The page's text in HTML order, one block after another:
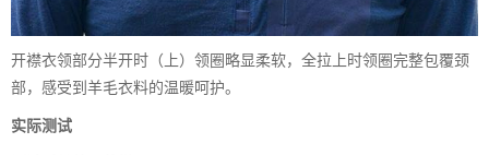
开襟衣领部分半开时（上）领圈略显柔软，全拉上时领圈完整包覆颈
部，感受到羊毛衣料的温暖呵护。
实际测试